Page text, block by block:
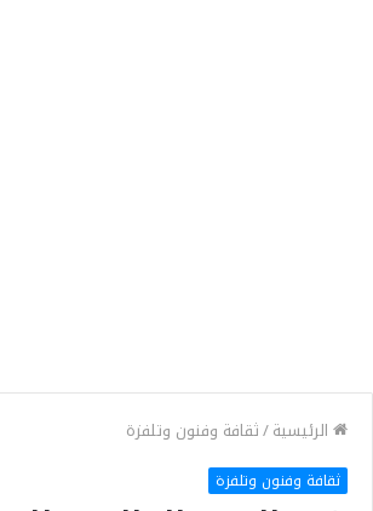
الرئيسية/ثقافة وفنون وتلفزة
ثقافة وفنون وتلفزة